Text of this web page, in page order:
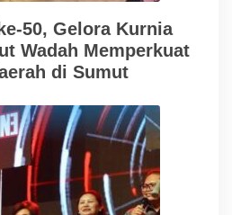
50, Gelora Kurnia
Wadah Memperkuat
di Sumut